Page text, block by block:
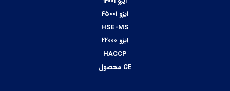
ایزو ۴۵۰۰۱
HSE-MS
ایزو ۲۲۰۰۰
HACCP
CE محصول